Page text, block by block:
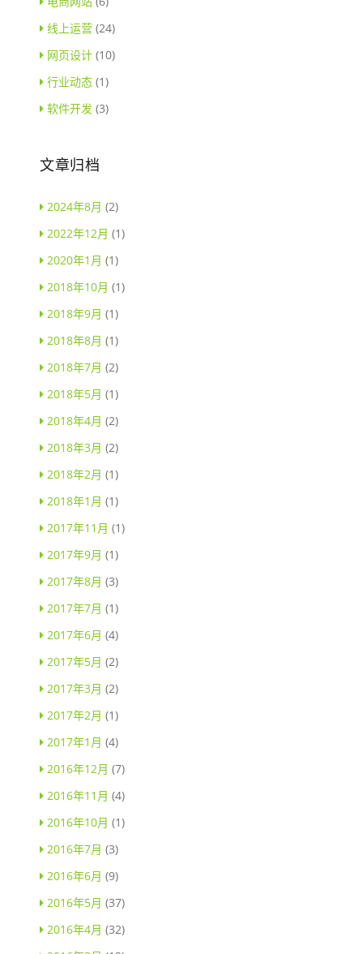
线上运营 (24)
网页设计 (10)
行业动态 (1)
软件开发 (3)
文章归档
2024年8月 (2)
2022年12月 (1)
2020年1月 (1)
2018年10月 (1)
2018年9月 (1)
2018年8月 (1)
2018年7月 (2)
2018年5月 (1)
2018年4月 (2)
2018年3月 (2)
2018年2月 (1)
2018年1月 (1)
2017年11月 (1)
2017年9月 (1)
2017年8月 (3)
2017年7月 (1)
2017年6月 (4)
2017年5月 (2)
2017年3月 (2)
2017年2月 (1)
2017年1月 (4)
2016年12月 (7)
2016年11月 (4)
2016年10月 (1)
2016年7月 (3)
2016年6月 (9)
2016年5月 (37)
2016年4月 (32)